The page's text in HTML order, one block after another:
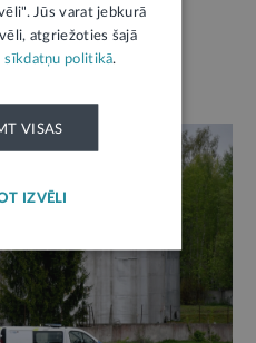
Jūs varat jebkurā
atgriežoties šajā
sīkdatņu politikā.
VISAS
IZVĒLI